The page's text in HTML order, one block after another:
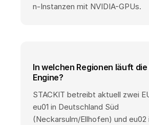
n-Instanzen mit NVIDIA-GPUs.
In welchen Regionen läuft
Engine?
STACKIT betreibt aktuell zwei
eu01 in Deutschland Süd
(Neckarsulm/Ellhofen) und eu02